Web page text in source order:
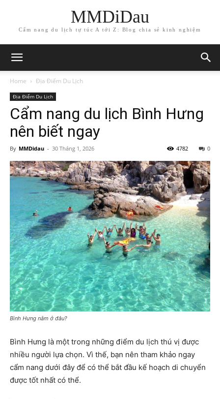
MMDiDau
Cẩm nang du lịch tự túc A tới Z: Blog chia sẻ kinh nghiệm
Home Địa Điểm Du Lịch
Địa Điểm Du Lịch
Cẩm nang du lịch Bình Hưng
nên biết ngay
By MMDidau - 30 Tháng 1, 2026 0
4782
Bình Hưng nằm ở đâu?
Bình Hưng là một trong những điểm du lịch thú vị được
nhiều người lựa chọn. Vì thế, bạn nên tham khảo ngay
cẩm nang dưới đây để có thể bắt đầu kế hoạch di chuyển
được tốt nhất có thể.